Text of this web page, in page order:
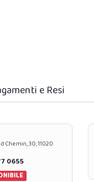
e Resi
Chemin, 30, 11020
0655